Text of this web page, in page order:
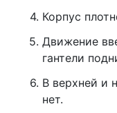
Корпус
Движение
гантели
В верхней и
нет.